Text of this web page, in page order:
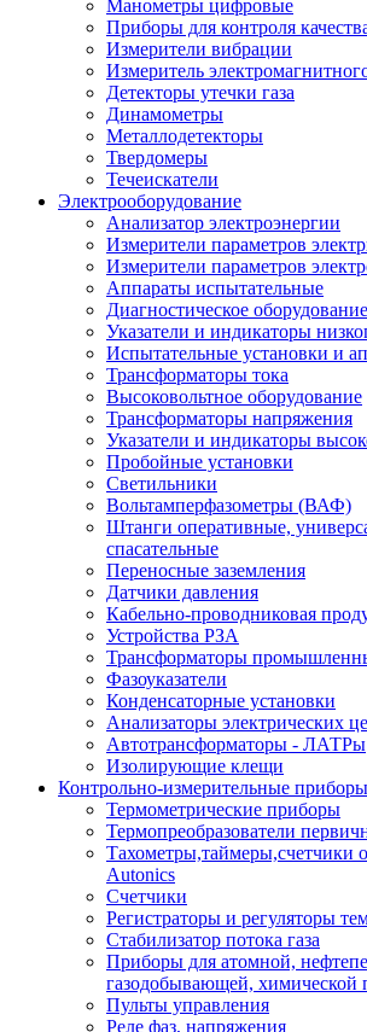
Манометры цифровые
Приборы для контроля
Измерители вибрации
Измеритель
Детекторы утечки газа
Динамометры
Металлодетекторы
Твердомеры
Течеискатели
Электрооборудование
Анализатор электроэнергии
Измерители параметров
Измерители параметров
Аппараты испытательные
Диагностическое оборудование
Указатели и индикаторы
Испытательные установки и
Трансформаторы тока
Высоковольтное оборудование
Трансформаторы напряжения
Указатели и индикаторы
Пробойные установки
Светильники
Вольтамперфазометры (ВАФ)
Штанги оперативные,
спасательные
Переносные заземления
Датчики давления
Кабельно-проводниковая
Устройства РЗА
Трансформаторы
Фазоуказатели
Конденсаторные установки
Анализаторы электрических
Автотрансформаторы - ЛАТРы
Изолирующие клещи
Контрольно-измерительные
Термометрические приборы
Термопреобразователи
Autonics
Счетчики
Регистраторы и регуляторы
Стабилизатор потока газа
Приборы для атомной,
газодобывающей,
Пульты управления
Реле фаз, напряжения